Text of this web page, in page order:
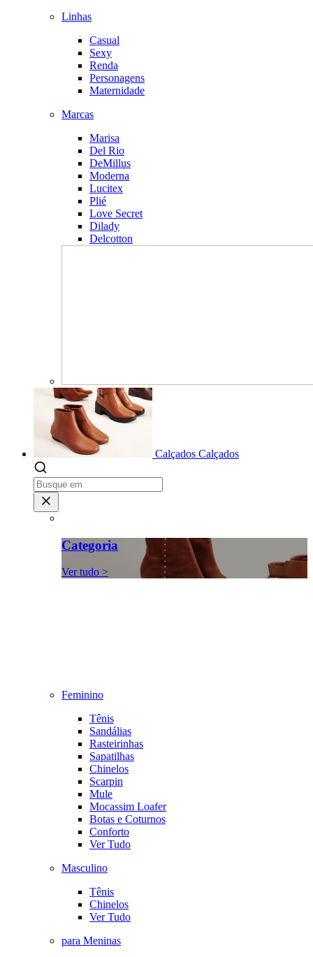
Linhas
Casual
Sexy
Renda
Personagens
Maternidade
Marcas
Marisa
Del Rio
DeMillus
Moderna
Lucitex
Plié
Love Secret
Dilady
Delcotton
Calçados Calçados
Categoria
Ver tudo >
Feminino
Tênis
Sandálias
Rasteirinhas
Sapatilhas
Chinelos
Scarpin
Mule
Mocassim Loafer
Botas e Coturnos
Conforto
Ver Tudo
Masculino
Tênis
Chinelos
Ver Tudo
para Meninas